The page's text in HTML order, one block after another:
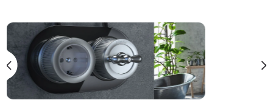
журналисткой и блогером,
которая уже два года живёт
в доме своей мечты.
разместить кухню, гостиную
и прихожую, сохранив
комфорт и
функциональность. Результат
превзошел все ожидания:
интерьер стал воплощением
продуманной эргономики и
стильного дизайна .